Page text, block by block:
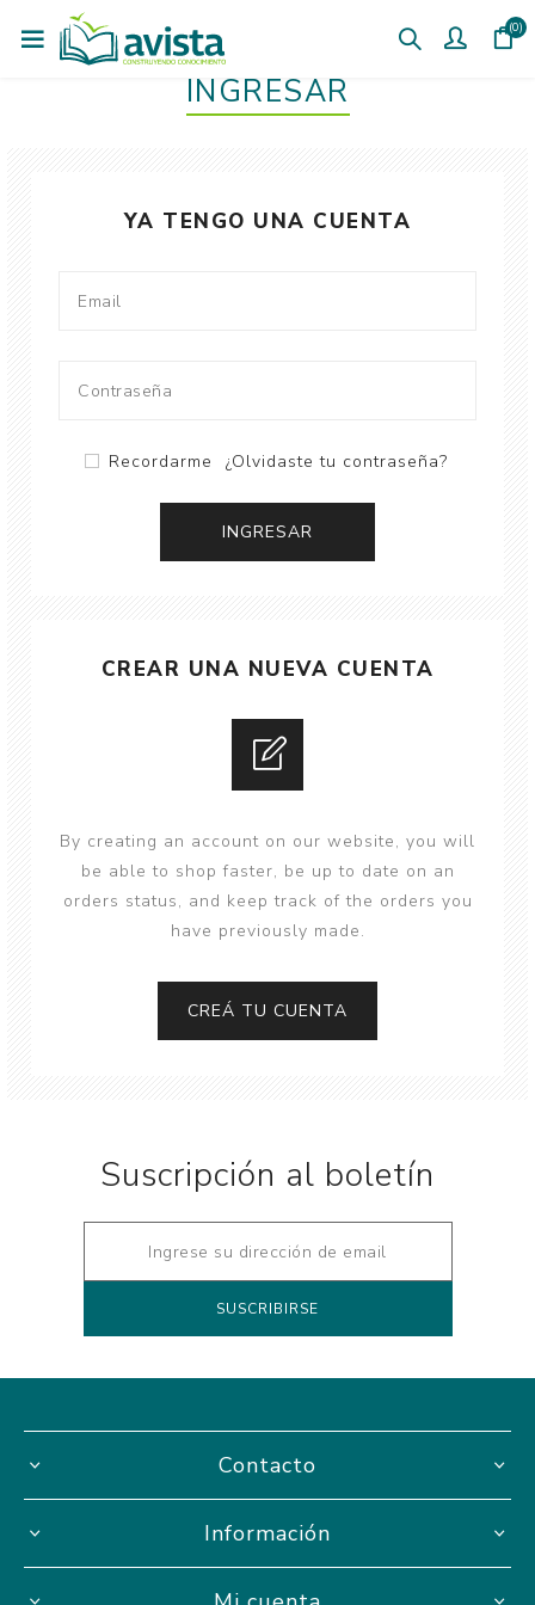
(0)
INGRESAR
YA TENGO UNA CUENTA
Recordarme ¿Olvidaste tu contraseña?
CREAR UNA NUEVA CUENTA
By creating an account on our website, you will
be able to shop faster, be up to date on an
orders status, and keep track of the orders you
have previously made.
Suscripción al boletín
Contacto
Información